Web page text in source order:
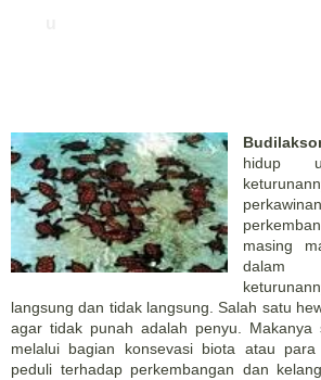
hidup
masing
dalam
langsung dan tidak langsung. Salah satu
agar tidak punah adalah penyu. Makanya
melalui bagian konsevasi biota atau
peduli terhadap perkembangan dan